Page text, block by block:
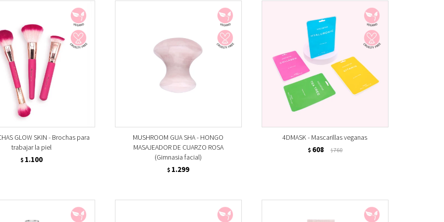
GLOW SKIN - Brochas para
trabajar la piel
$ 1.100
MUSHROOM GUA SHA - HONGO
MASAJEADOR DE CUARZO ROSA
(Gimnasia facial)
$ 1.299
4DMASK - Mascarillas veganas
$ 608 $760